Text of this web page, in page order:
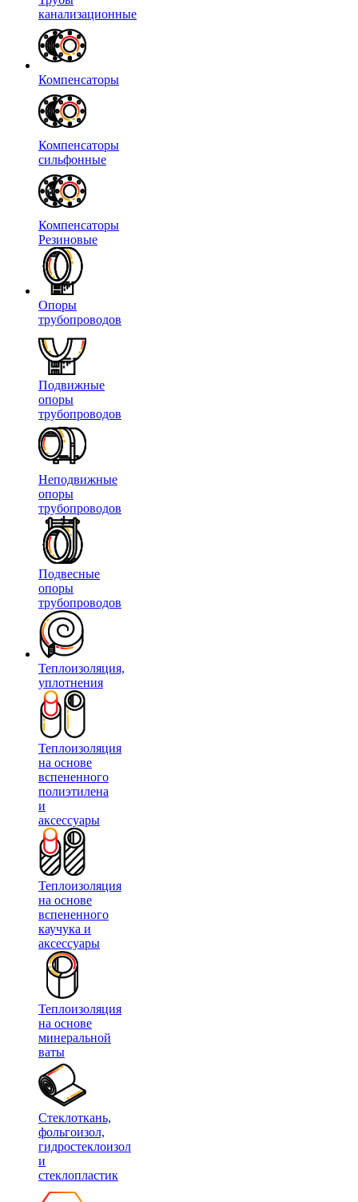
канализационные
Компенсаторы
Компенсаторы
сильфонные
Компенсаторы
Резиновые
Опоры
трубопроводов
Подвижные
опоры
трубопроводов
Неподвижные
опоры
трубопроводов
Подвесные
опоры
трубопроводов
Теплоизоляция,
уплотнения
Теплоизоляция
на основе
вспененного
полиэтилена
и
аксессуары
Теплоизоляция
на основе
вспененного
каучука и
аксессуары
Теплоизоляция
на основе
минеральной
ваты
Стеклоткань,
фольгоизол,
гидростеклоизол
и
стеклопластик